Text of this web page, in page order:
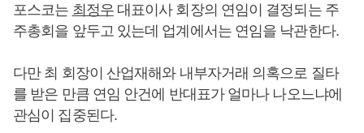
포스코는 최정우대표이사 회장의 연임이 결정되는 주
주총회을 앞두고 있는데 업계에서는 연임을 낙관한다.
다만 최 회장이 산업재해와 내부자거래 의혹으로 질타
를 받은 만큼 연임 안건에 반대표가 얼마나 나오느냐에
관심이 집중된다.